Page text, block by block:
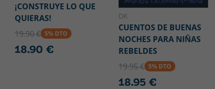
¡CONSTRUYE LO QUE
QUIERAS!
19.90 € 5% DTO
18.90 €
DK
CUENTOS DE BUENAS
NOCHES PARA NIÑAS
REBELDES
19.95 € 5% DTO
18.95 €